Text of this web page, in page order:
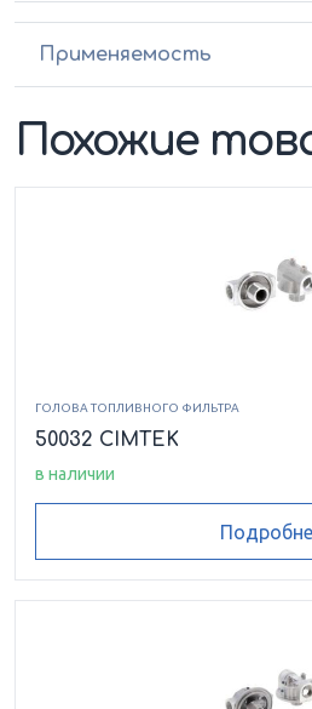
Применяемость
Похожие
ГОЛОВА ТОПЛИВНОГО ФИЛЬТРА
50032 CIMTEK
в наличии